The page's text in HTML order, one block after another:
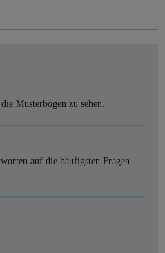
Musterbögen zu sehen.
auf die häufigsten Fragen